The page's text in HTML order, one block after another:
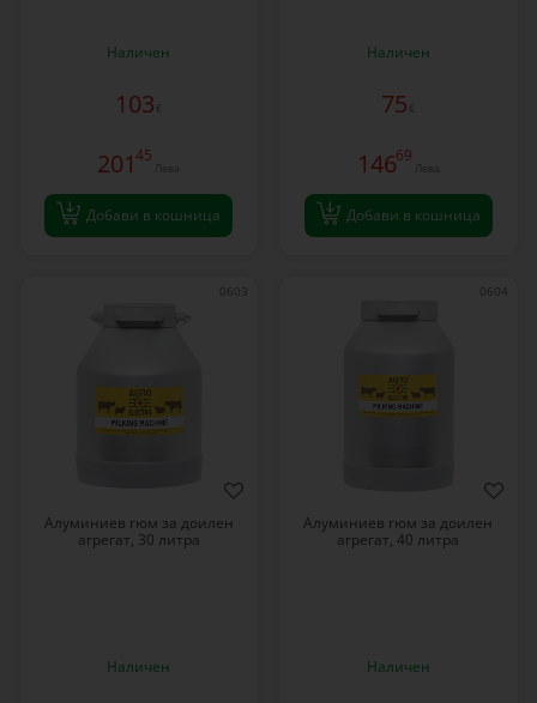
Наличен
103 €
20145
Лева
Добави в кошница
Наличен
75 €
14669
Лева
Добави в кошница
0603
Алуминиев гюм за доилен
агрегат, 30 литра
Наличен
0604
Алуминиев гюм за доилен
агрегат, 40 литра
Наличен